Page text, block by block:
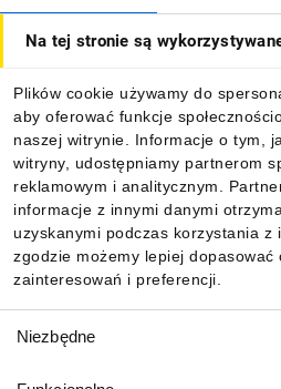
Na tej stronie są
Plików cookie używamy do
aby oferować funkcje
naszej witrynie. Informacje o tym,
witryny, udostępniamy partnerom
reklamowym i analitycznym.
informacje z innymi danymi
uzyskanymi podczas korzystania z
zgodzie możemy lepiej dopasować
zainteresowań i preferencji.
zgody
Niezbędne
Informacje
Pobierz naszą